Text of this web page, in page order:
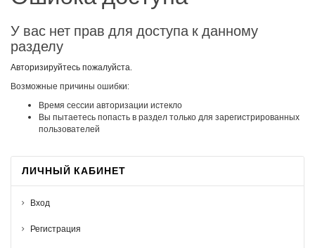
У вас нет прав для доступа к данному
разделу
Авторизируйтесь пожалуйста.
Возможные причины ошибки:
Время сессии авторизации истекло
Вы пытаетесь попасть в раздел только для зарегистрированных
пользователей
ЛИЧНЫЙ КАБИНЕТ
Вход
Регистрация